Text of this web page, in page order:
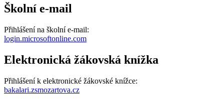
Školní e-mail
Přihlášení na školní e-mail:
login.microsoftonline.com
Elektronická žákovská knížka
Přihlášení k elektronické žákovské knížce:
bakalari.zsmozartova.cz